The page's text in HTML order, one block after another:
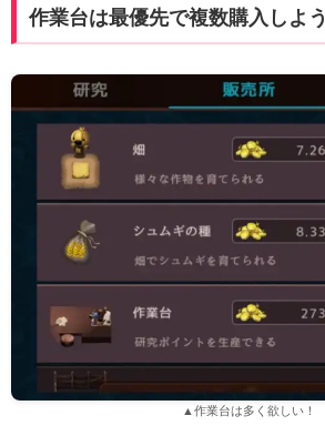
作業台は最優先で複数購入しよう
▲作業台は多く欲しい！